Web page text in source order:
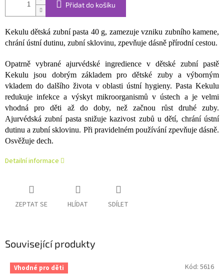
Přidat do košíku
Kekulu dětská zubní pasta 40 g, zamezuje vzniku zubního kamene,
chrání ústní dutinu, zubní sklovinu, zpevňuje dásně přírodní cestou.
Opatrně vybrané ajurvédské ingredience v dětské zubní pastě
Kekulu jsou dobrým základem pro dětské zuby a výborným
vkladem do dalšího života v oblasti ústní hygieny. Pasta Kekulu
redukuje infekce a výskyt mikroorganismů v ústech a je velmi
vhodná pro děti až do doby, než začnou růst druhé zuby.
Ajurvédská zubní pasta snižuje kazivost zubů u dětí, chrání ústní
dutinu a zubní sklovinu. Při pravidelném používání zpevňuje dásně.
Osvěžuje dech.
Detailní informace
ZEPTAT SE HLÍDAT SDÍLET
Související produkty
Vhodné pro děti Kód: 5616